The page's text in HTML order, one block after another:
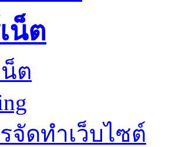
น็ต
จัดทำเว็บไซต์